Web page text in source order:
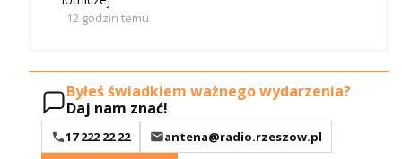
12 godzin temu
Byłeś świadkiem ważnego wydarzenia?
Daj nam znać!
17 222 22 22
antena@radio.rzeszow.pl